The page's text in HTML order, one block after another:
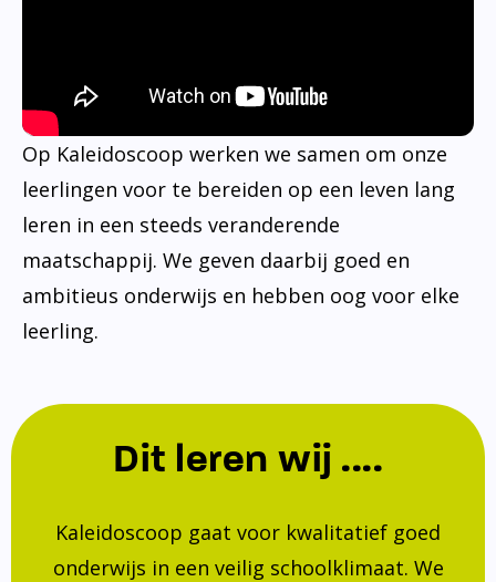
Op Kaleidoscoop werken we samen om onze
leerlingen voor te bereiden op een leven lang
leren in een steeds veranderende
maatschappij. We geven daarbij goed en
ambitieus onderwijs en hebben oog voor elke
leerling.
Dit leren wij ....
Kaleidoscoop gaat voor kwalitatief goed
onderwijs in een veilig schoolklimaat. We